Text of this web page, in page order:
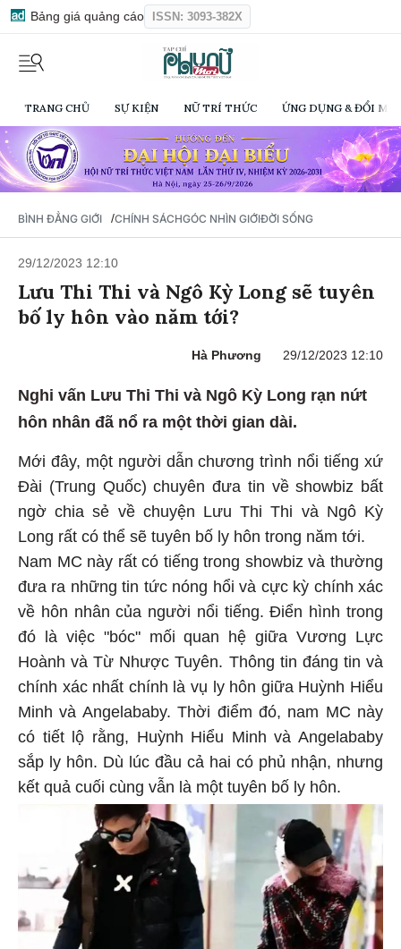
Bảng giá quảng cáo ISSN: 3093-382X
TRANG CHỦ SỰ KIỆN NỮ TRÍ THỨC ỨNG DỤNG & ĐỔI
BÌNH ĐẲNG GIỚI /CHÍNH SÁCHGÓC NHÌN GIỚIĐỜI SỐNG
29/12/2023 12:10
Lưu Thi Thi và Ngô Kỳ Long sẽ tuyên
bố ly hôn vào năm tới?
Hà Phương 29/12/2023 12:10
Nghi vấn Lưu Thi Thi và Ngô Kỳ Long rạn nứt
hôn nhân đã nổ ra một thời gian dài.
Mới đây, một người dẫn chương trình nổi tiếng xứ
Đài (Trung Quốc) chuyên đưa tin về showbiz bất
ngờ chia sẻ về chuyện Lưu Thi Thi và Ngô Kỳ
Long rất có thể sẽ tuyên bố ly hôn trong năm tới.
Nam MC này rất có tiếng trong showbiz và thường
đưa ra những tin tức nóng hổi và cực kỳ chính xác
về hôn nhân của người nổi tiếng. Điển hình trong
đó là việc "bóc" mối quan hệ giữa Vương Lực
Hoành và Từ Nhược Tuyên. Thông tin đáng tin và
chính xác nhất chính là vụ ly hôn giữa Huỳnh Hiểu
Minh và Angelababy. Thời điểm đó, nam MC này
có tiết lộ rằng, Huỳnh Hiểu Minh và Angelababy
sắp ly hôn. Dù lúc đầu cả hai có phủ nhận, nhưng
kết quả cuối cùng vẫn là một tuyên bố ly hôn.